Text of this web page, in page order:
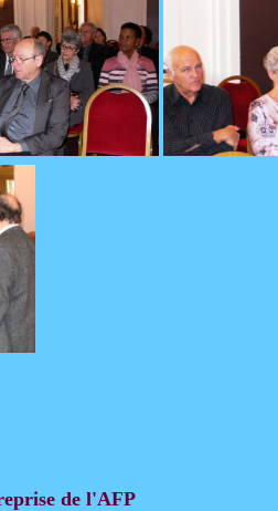
de l'AFP